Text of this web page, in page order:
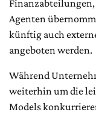
Finanzabteilungen,
Agenten
künftig auch
angeboten werden.
Während
weiterhin um die
Models